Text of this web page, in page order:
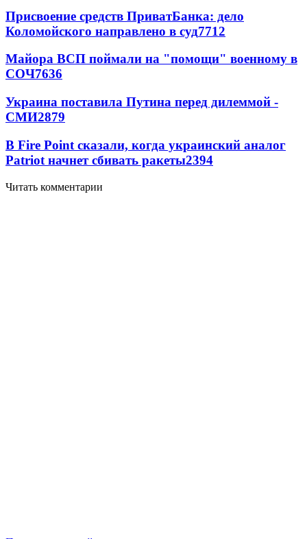
Присвоение средств ПриватБанка: дело
Коломойского направлено в суд7712
Майора ВСП поймали на "помощи" военному в
СОЧ7636
Украина поставила Путина перед дилеммой -
СМИ2879
В Fire Point сказали, когда украинский аналог
Patriot начнет сбивать ракеты2394
Читать комментарии